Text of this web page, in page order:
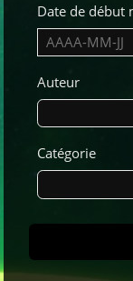
Date de début
Auteur
Catégorie